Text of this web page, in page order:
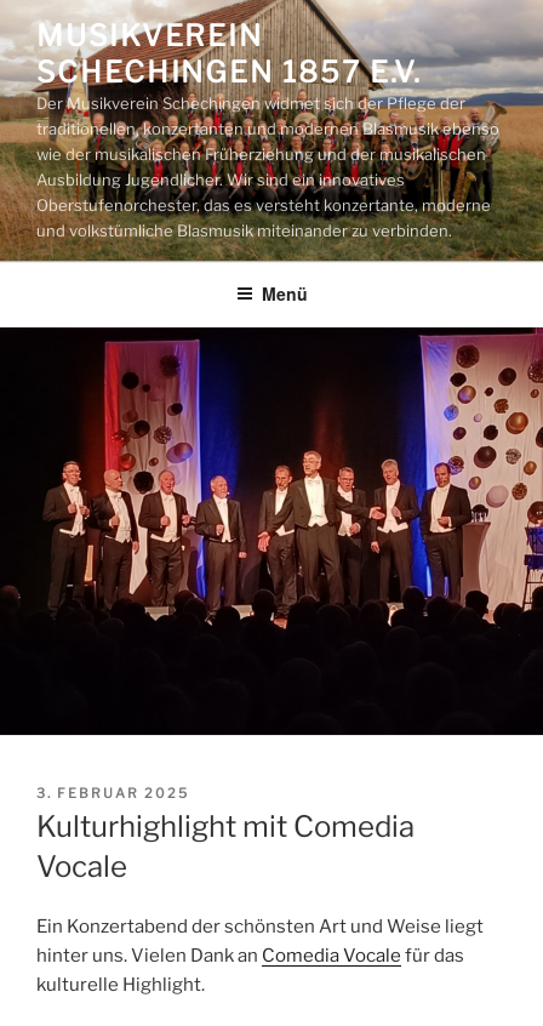
Inhalt
springen
MUSIKVEREIN
SCHECHINGEN 1857 E.V.
Der Musikverein Schechingen widmet sich der Pflege der
traditionellen, konzertanten und modernen Blasmusik ebenso
wie der musikalischen Früherziehung und der musikalischen
Ausbildung Jugendlicher. Wir sind ein innovatives
Oberstufenorchester, das es versteht konzertante, moderne
und volkstümliche Blasmusik miteinander zu verbinden.
Menü
VERÖFFENTLICHT
AM
3. FEBRUAR 2025
Kulturhighlight mit Comedia
Vocale
Ein Konzertabend der schönsten Art und Weise liegt
hinter uns. Vielen Dank an Comedia Vocale für das
kulturelle Highlight.